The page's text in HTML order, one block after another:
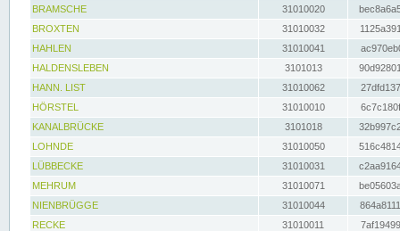
BRAMSCHE
31010020
BROXTEN
31010032
HAHLEN
31010041
HALDENSLEBEN
3101013
HANN. LIST
31010062
HÖRSTEL
31010010
KANALBRÜCKE
3101018
LOHNDE
31010050
LÜBBECKE
31010031
MEHRUM
31010071
NIENBRÜGGE
31010044
RECKE
31010011